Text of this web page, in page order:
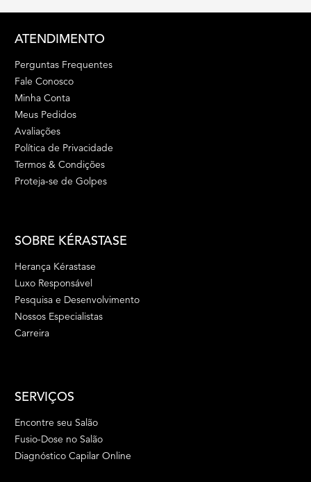
ATENDIMENTO
Perguntas Frequentes
Fale Conosco
Minha Conta
Meus Pedidos
Avaliações
Política de Privacidade
Termos & Condições
Proteja-se de Golpes
SOBRE KÉRASTASE
Herança Kérastase
Luxo Responsável
Pesquisa e Desenvolvimento
Nossos Especialistas
Carreira
SERVIÇOS
Encontre seu Salão
Fusio-Dose no Salão
Diagnóstico Capilar Online